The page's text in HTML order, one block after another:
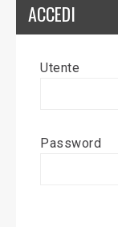
Back
Modifica News
ACCEDI
Utente
Password